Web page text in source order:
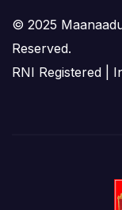
© 2025
Reserved.
RNI Registered |